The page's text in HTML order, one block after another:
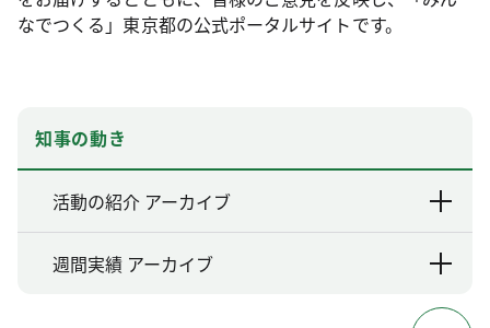
なでつくる」東京都の公式ポータルサイトです。
知事の動き
活動の紹介 アーカイブ
週間実績 アーカイブ